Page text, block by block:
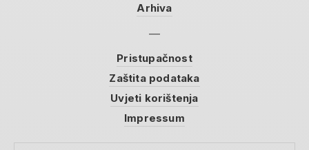
Arhiva
Pristupačnost
Zaštita podataka
Uvjeti korištenja
Impressum